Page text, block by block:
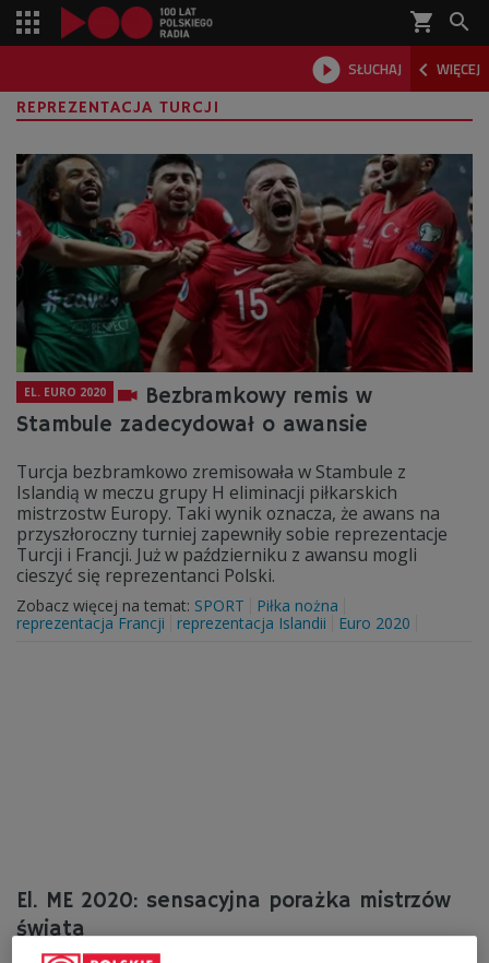
shopping_cart 
 SŁUCHAJ  WIĘCEJ

REPREZENTACJA TURCJI
EL. EURO 2020
Bezbramkowy remis w
Stambule zadecydował o awansie
Turcja bezbramkowo zremisowała w Stambule z
Islandią w meczu grupy H eliminacji piłkarskich
mistrzostw Europy. Taki wynik oznacza, że awans na
przyszłoroczny turniej zapewniły sobie reprezentacje
Turcji i Francji. Już w październiku z awansu mogli
cieszyć się reprezentanci Polski.
Zobacz więcej na temat: SPORT
Piłka nożna
reprezentacja Francji
reprezentacja Islandii Euro 2020
El. ME 2020: sensacyjna porażka mistrzów
świata